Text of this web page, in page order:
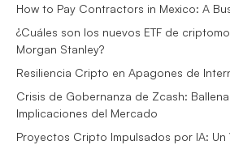
How to Pay Contractors in Mexico: A
¿Cuáles son los nuevos ETF de
Morgan Stanley?
Resiliencia Cripto en Apagones de
Crisis de Gobernanza de Zcash:
Implicaciones del Mercado
Proyectos Cripto Impulsados por IA: Un